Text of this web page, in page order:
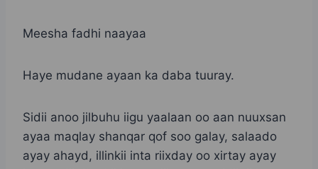
Meesha fadhi naayaa
Haye mudane ayaan ka daba tuuray.
Sidii anoo jilbuhu iigu yaalaan oo aan nuuxsan
ayaa maqlay shanqar qof soo galay, salaado
ayay ahayd, illinkii inta riixday oo xirtay ayay